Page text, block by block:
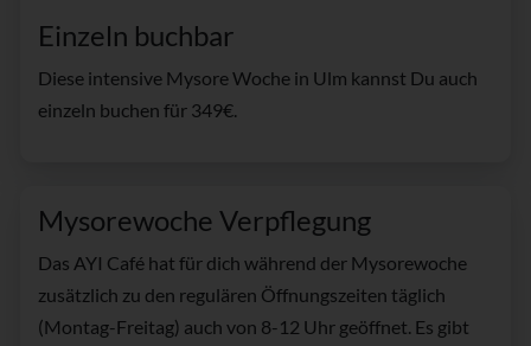
Einzeln buchbar
Diese intensive Mysore Woche in Ulm kannst Du auch
einzeln buchen für 349€.
Mysorewoche Verpflegung
Das AYI Café hat für dich während der Mysorewoche
zusätzlich zu den regulären Öffnungszeiten täglich
(Montag-Freitag) auch von 8-12 Uhr geöffnet. Es gibt